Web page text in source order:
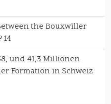
the Bouxwiller
und 41,3 Millionen
Formation in Schweiz